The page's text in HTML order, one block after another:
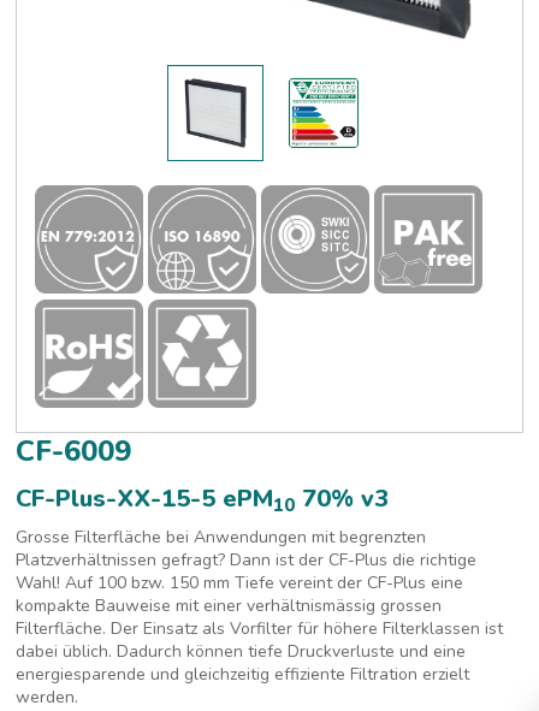
CF-6009
CF-Plus-XX-15-5 ePM10 70% v3
Grosse Filterfläche bei Anwendungen mit begrenzten
Platzverhältnissen gefragt? Dann ist der CF-Plus die richtige
Wahl! Auf 100 bzw. 150 mm Tiefe vereint der CF-Plus eine
kompakte Bauweise mit einer verhältnismässig grossen
Filterfläche. Der Einsatz als Vorfilter für höhere Filterklassen ist
dabei üblich. Dadurch können tiefe Druckverluste und eine
energiesparende und gleichzeitig effiziente Filtration erzielt
werden.